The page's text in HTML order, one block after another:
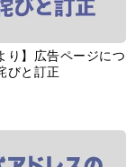
り】広告ページにつ
びと訂正